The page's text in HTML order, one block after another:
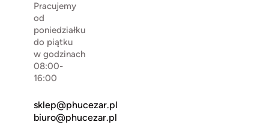
Pracujemy
od
poniedziałku
do piątku
w godzinach
08:00-
16:00
sklep@phucezar.pl
biuro@phucezar.pl